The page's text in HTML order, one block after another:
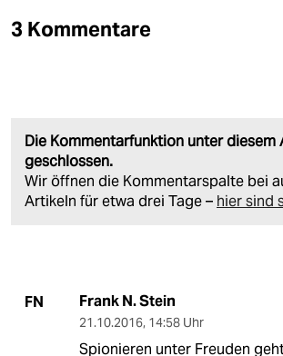
3 Kommentare
Die Kommentarfunktion unter diesem
geschlossen.
Wir öffnen die Kommentarspalte bei
Artikeln für etwa drei Tage – hier sind
FN Frank N. Stein
21.10.2016, 14:58 Uhr
Spionieren unter Freuden